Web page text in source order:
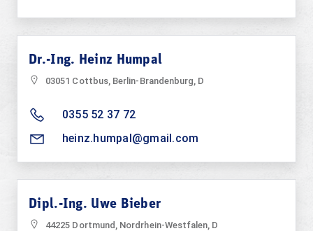
Dr.-Ing. Heinz Humpal
03051 Cottbus, Berlin-Brandenburg, D
0355 52 37 72
heinz.humpal@gmail.com
Dipl.-Ing. Uwe Bieber
44225 Dortmund, Nordrhein-Westfalen, D